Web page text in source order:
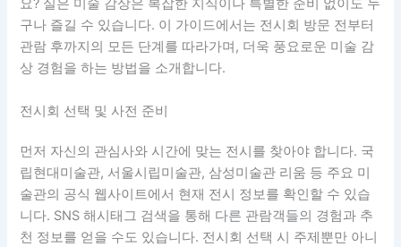
요? 실은 미술 감상은 복잡한 지식이나 특별한 준비 없이도 누
구나 즐길 수 있습니다. 이 가이드에서는 전시회 방문 전부터
관람 후까지의 모든 단계를 따라가며, 더욱 풍요로운 미술 감
상 경험을 하는 방법을 소개합니다.
전시회 선택 및 사전 준비
먼저 자신의 관심사와 시간에 맞는 전시를 찾아야 합니다. 국
립현대미술관, 서울시립미술관, 삼성미술관 리움 등 주요 미
술관의 공식 웹사이트에서 현재 전시 정보를 확인할 수 있습
니다. SNS 해시태그 검색을 통해 다른 관람객들의 경험과 추
천 정보를 얻을 수도 있습니다. 전시회 선택 시 주제뿐만 아니